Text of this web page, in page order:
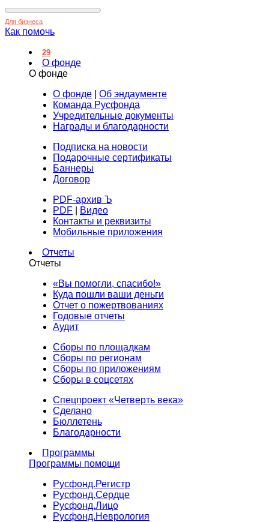
Для бизнеса
Как помочь
29
О фонде
О фонде
О фонде
Об эндаументе
Команда Русфонда
Учредительные документы
Награды и благодарности
Подписка на новости
Подарочные сертификаты
Баннеры
Договор
PDF-архив Ъ
PDF
Видео
Контакты и реквизиты
Мобильные приложения
Отчеты
Отчеты
«Вы помогли, спасибо!»
Куда пошли ваши деньги
Отчет о пожертвованиях
Годовые отчеты
Аудит
Сборы по площадкам
Сборы по регионам
Сборы по приложениям
Сборы в соцсетях
Спецпроект «Четверть века»
Сделано
Бюллетень
Благодарности
Программы
Программы помощи
Русфонд.Регистр
Русфонд.Сердце
Русфонд.Лицо
Русфонд.Неврология